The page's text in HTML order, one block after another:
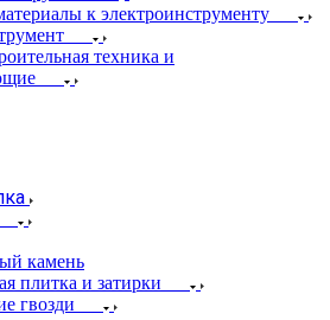
к электроинструменту
техника и
камень
плитка и затирки
гвозди